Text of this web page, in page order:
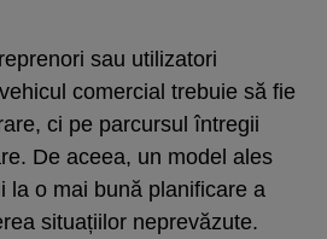
sau utilizatori
comercial trebuie să fie
ci pe parcursul întregii
De aceea, un model ales
la o mai bună planificare a
situațiilor neprevăzute.